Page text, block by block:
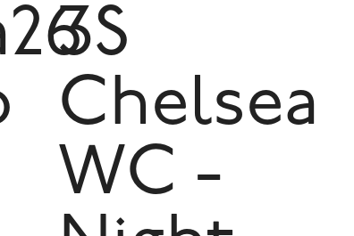
3S
Chelsea
WC -